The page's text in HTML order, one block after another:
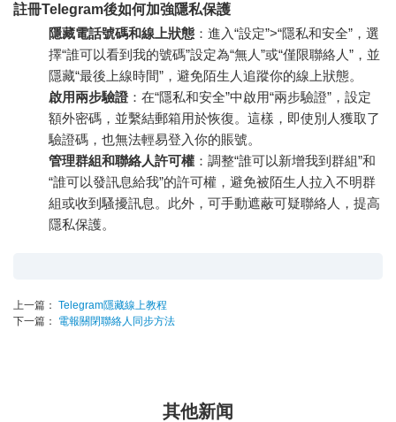
註冊Telegram後如何加強隱私保護
隱藏電話號碼和線上狀態 ：進入“設定”>“隱私和安全”，選
擇“誰可以看到我的號碼”設定為“無人”或“僅限聯絡人”，並
隱藏“最後上線時間”，避免陌生人追蹤你的線上狀態。
啟用兩步驗證 ：在“隱私和安全”中啟用“兩步驗證”，設定
額外密碼，並繫結郵箱用於恢復。這樣，即使別人獲取了
驗證碼，也無法輕易登入你的賬號。
管理群組和聯絡人許可權 ：調整“誰可以新增我到群組”和
“誰可以發訊息給我”的許可權，避免被陌生人拉入不明群
組或收到騷擾訊息。此外，可手動遮蔽可疑聯絡人，提高
隱私保護。
上一篇： Telegram隱藏線上教程
下一篇：
電報關閉聯絡人同步方法
其他新闻